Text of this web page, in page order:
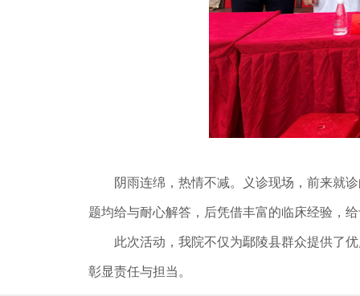
阴雨连绵，热情不减。义诊现场，前来就诊
题均给与耐心解答，后凭借丰富的临床经验，
此次活动，我院不仅为鄢陵县群众提供了优
彰显责任与担当。